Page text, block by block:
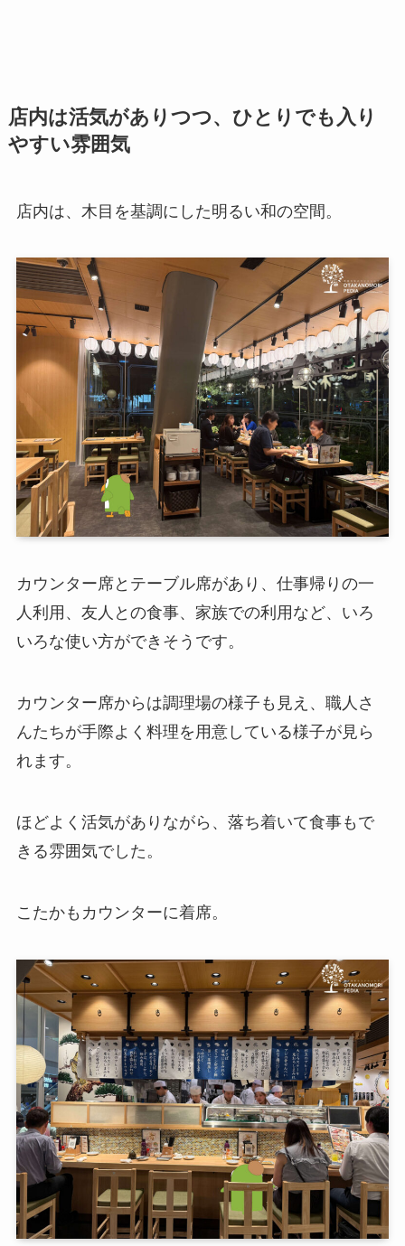
店内は活気がありつつ、ひとりでも入り
やすい雰囲気
店内は、木目を基調にした明るい和の空間。
カウンター席とテーブル席があり、仕事帰りの一
人利用、友人との食事、家族での利用など、いろ
いろな使い方ができそうです。
カウンター席からは調理場の様子も見え、職人さ
んたちが手際よく料理を用意している様子が見ら
れます。
ほどよく活気がありながら、落ち着いて食事もで
きる雰囲気でした。
こたかもカウンターに着席。